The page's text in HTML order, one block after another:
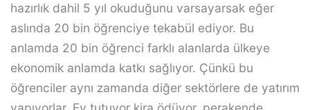
hazırlık dahil 5 yıl okuduğunu varsayarsak eğer
aslında 20 bin öğrenciye tekabül ediyor. Bu
anlamda 20 bin öğrenci farklı alanlarda ülkeye
ekonomik anlamda katkı sağlıyor. Çünkü bu
öğrenciler aynı zamanda diğer sektörlere de yatırım